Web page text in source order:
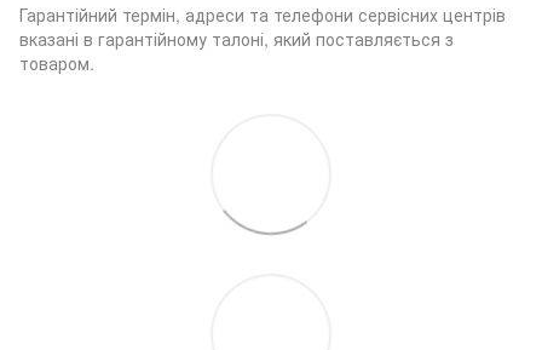
Гарантійний термін, адреси та телефони сервісних центрів
вказані в гарантійному талоні, який поставляється з
товаром.